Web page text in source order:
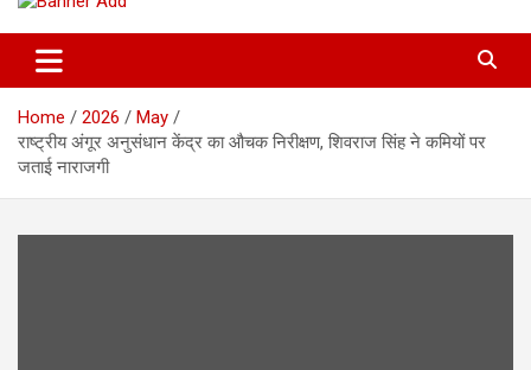
Home 2026
May
राष्ट्रीय अंगूर अनुसंधान केंद्र का औचक निरीक्षण, शिवराज सिंह ने कमियों पर
जताई नाराजगी